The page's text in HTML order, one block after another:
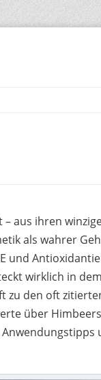
aus ihren
als wahrer
und
wirklich in dem
zu den oft
über